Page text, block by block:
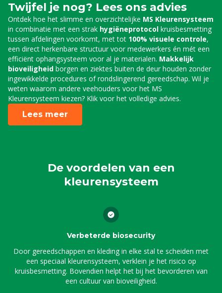
Twijfel je nog? Lees ons advies
Ontdek hoe het slimme en overzichtelijke MS Kleurensysteem
in combinatie met een strak hygiëneprotocol kruisbesmetting
tussen afdelingen voorkomt, met tot 100% visuele controle,
een direct herkenbare structuur voor medewerkers én mét een
efficiënt ophangsysteem voor al je materialen. Makkelijk
bioveiligheid borgen en ziektes buiten de deur houden zonder
ingewikkelde procedures of rondslingerend gereedschap. Wil je
weten waarom andere veehouders voor het MS
Kleurensysteem kiezen? Klik voor het volledige advies.
Lees meer
De voordelen van een
kleurensysteem
Verbeterde biosecurity
Door gereedschappen en kleding in elke stal te scheiden met
een speciaal kleurensysteem, verklein je het risico op
kruisbesmetting. Bovendien helpt het bij het bevorderen van
een cultuur van bioveiligheid.